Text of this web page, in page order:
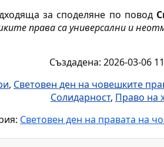
за споделяне по повод
права са универсални и
Създадена: 2026-03-06
, Световен ден на човешките
Солидарност, Право на
Световен ден на правата на